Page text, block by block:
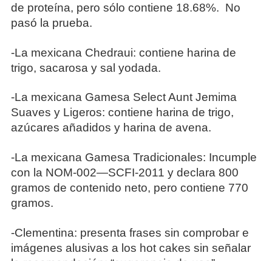
de proteína, pero sólo contiene 18.68%. No
pasó la prueba.
-La mexicana Chedraui: contiene harina de
trigo, sacarosa y sal yodada.
-La mexicana Gamesa Select Aunt Jemima
Suaves y Ligeros: contiene harina de trigo,
azúcares añadidos y harina de avena.
-La mexicana Gamesa Tradicionales: Incumple
con la NOM-002—SCFI-2011 y declara 800
gramos de contenido neto, pero contiene 770
gramos.
-Clementina: presenta frases sin comprobar e
imágenes alusivas a los hot cakes sin señalar